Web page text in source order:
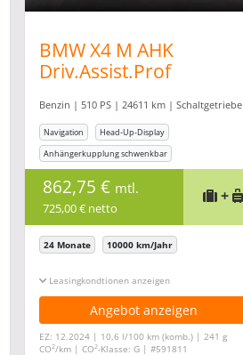
BMW X4 M AHK
Driv.Assist.Prof
LED
Benzin | 510 PS | 24611 km | Schaltgetriebe
Navigation
Head-Up-Display
Anhängerkupplung schwenkbar
862,75 € mtl.
725,00 € netto
+
24 Monate 10000 km/Jahr
Leasingkonditionen ein-/ausblenden
Angebot anzeigen
EZ: 12.2024 | 10,6 l/100 km (komb.) | 241 g
CO2/km | CO2-Klasse: G | #591811